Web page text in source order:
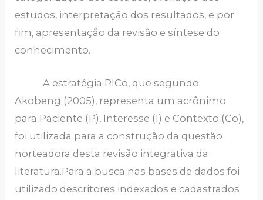
estudos, interpretação dos resultados, e por
fim, apresentação da revisão e síntese do
conhecimento.
A estratégia PICo, que segundo
Akobeng (2005), representa um acrônimo
para Paciente (P), Interesse (I) e Contexto (Co),
foi utilizada para a construção da questão
norteadora desta revisão integrativa da
literatura.Para a busca nas bases de dados foi
utilizado descritores indexados e cadastrados